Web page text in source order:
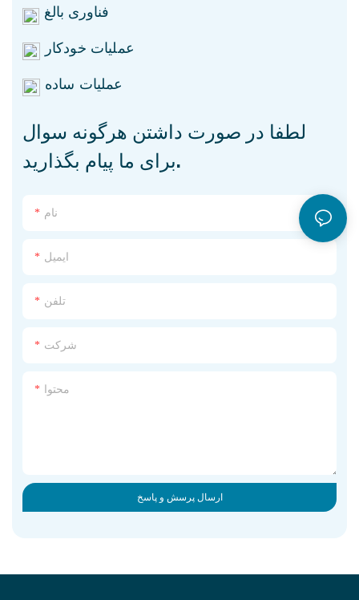
فناوری بالغ
عملیات خودکار
عملیات ساده
لطفا در صورت داشتن هرگونه سوال
برای ما پیام بگذارید.
نام
ایمیل
تلفن
شرکت
محتوا
ارسال پرسش و پاسخ